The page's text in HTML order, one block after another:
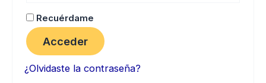
Recuérdame
Acceder
¿Olvidaste la contraseña?